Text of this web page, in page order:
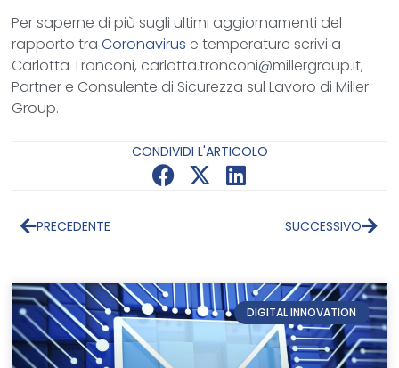
Per saperne di più sugli ultimi aggiornamenti del
rapporto traCoronavirus e temperature scrivi a
Carlotta Tronconi, carlotta.tronconi@millergroup.it,
Partner e Consulente di Sicurezza sul Lavoro di Miller
Group.
CONDIVIDI L'ARTICOLO
PRECEDENTE SUCCESSIVO
DIGITAL INNOVATION